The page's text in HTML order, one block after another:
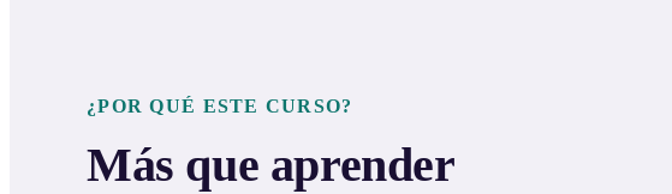
¿POR QUÉ ESTE CURSO?
Más que aprender